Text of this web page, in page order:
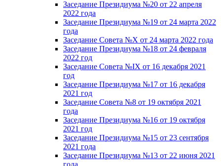
Заседание Президиума №20 от 22 апреля
2022 года
Заседание Президиума №19 от 24 марта 2022
года
Заседание Совета №X от 24 марта 2022 года
Заседание Президиума №18 от 24 февраля
2022 год
Заседание Совета №IX от 16 декабря 2021
год
Заседание Президиума №17 от 16 декабря
2021 год
Заседание Совета №8 от 19 октября 2021
года
Заседание Президиума №16 от 19 октября
2021 год
Заседание Президиума №15 от 23 сентября
2021 года
Заседание Президиума №13 от 22 июня 2021
года